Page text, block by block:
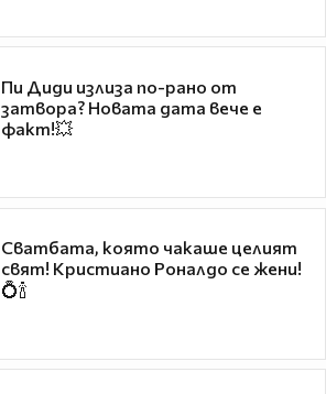
Пи Диди излиза по-рано от
затвора? Новата дата вече е
факт!💥
Сватбата, която чакаше целият
свят! Кристиано Роналдо се жени!
💍🍾